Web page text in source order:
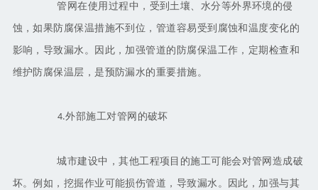
管网在使用过程中，受到土壤、水分等外界环境的侵
蚀，如果防腐保温措施不到位，管道容易受到腐蚀和温度变化的
影响，导致漏水。因此，加强管道的防腐保温工作，定期检查和
维护防腐保温层，是预防漏水的重要措施。
4.外部施工对管网的破坏
城市建设中，其他工程项目的施工可能会对管网造成破
坏。例如，挖掘作业可能损伤管道，导致漏水。因此，加强与其